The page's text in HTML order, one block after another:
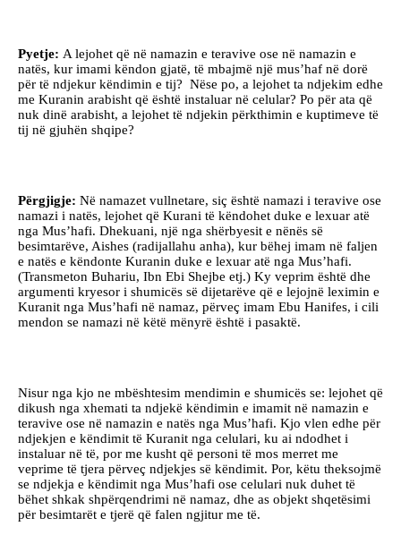
Pyetje: A lejohet që në namazin e teravive ose në namazin e
natës, kur imami këndon gjatë, të mbajmë një mus’haf në dorë
për të ndjekur këndimin e tij? Nëse po, a lejohet ta ndjekim edhe
me Kuranin arabisht që është instaluar në celular? Po për ata që
nuk dinë arabisht, a lejohet të ndjekin përkthimin e kuptimeve të
tij në gjuhën shqipe?
Përgjigje: Në namazet vullnetare, siç është namazi i teravive ose
namazi i natës, lejohet që Kurani të këndohet duke e lexuar atë
nga Mus’hafi. Dhekuani, një nga shërbyesit e nënës së
besimtarëve, Aishes (radijallahu anha), kur bëhej imam në faljen
e natës e këndonte Kuranin duke e lexuar atë nga Mus’hafi.
(Transmeton Buhariu, Ibn Ebi Shejbe etj.) Ky veprim është dhe
argumenti kryesor i shumicës së dijetarëve që e lejojnë leximin e
Kuranit nga Mus’hafi në namaz, përveç imam Ebu Hanifes, i cili
mendon se namazi në këtë mënyrë është i pasaktë.
Nisur nga kjo ne mbështesim mendimin e shumicës se: lejohet që
dikush nga xhemati ta ndjekë këndimin e imamit në namazin e
teravive ose në namazin e natës nga Mus’hafi. Kjo vlen edhe për
ndjekjen e këndimit të Kuranit nga celulari, ku ai ndodhet i
instaluar në të, por me kusht që personi të mos merret me
veprime të tjera përveç ndjekjes së këndimit. Por, këtu theksojmë
se ndjekja e këndimit nga Mus’hafi ose celulari nuk duhet të
bëhet shkak shpërqendrimi në namaz, dhe as objekt shqetësimi
për besimtarët e tjerë që falen ngjitur me të.